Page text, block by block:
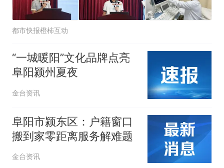
都市快报橙柿互动
“一城暖阳”文化品牌点亮
阜阳颍州夏夜
金台资讯
阜阳市颍东区：户籍窗口
搬到家零距离服务解难题
金台资讯